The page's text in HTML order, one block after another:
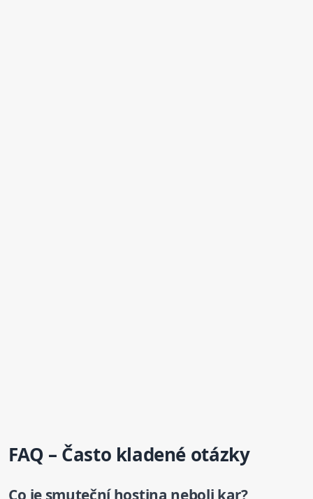
FAQ – Často kladené otázky
Co je smuteční hostina neboli kar?